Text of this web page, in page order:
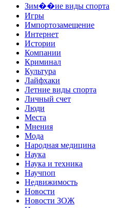
Зим��ие виды спорта
Игры
Импортозамещение
Интернет
Истории
Компании
Криминал
Культура
Лайфхаки
Летние виды спорта
Личный счет
Люди
Места
Мнения
Мода
Народная медицина
Наука
Наука и техника
Научпоп
Недвижимость
Новости
Новости ЗОЖ